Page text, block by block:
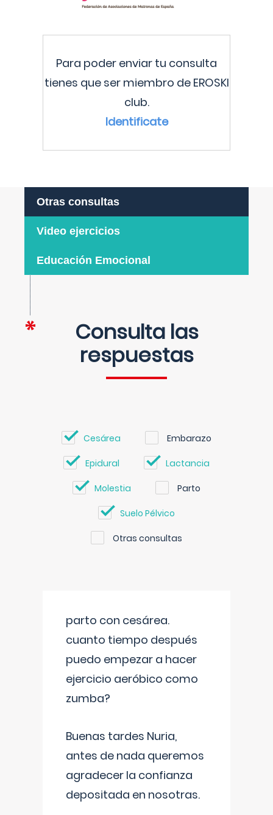
Para poder enviar tu consulta
tienes que ser miembro de EROSKI
club.
Identificate
Otras consultas
Video ejercicios
Educación Emocional
Consulta las
respuestas
Cesárea Embarazo
Epidural Lactancia
Molestia Parto
Suelo Pélvico
Otras consultas
parto con cesárea.
cuanto tiempo después
puedo empezar a hacer
ejercicio aeróbico como
zumba?
Buenas tardes Nuria,
antes de nada queremos
agradecer la confianza
depositada en nosotras.